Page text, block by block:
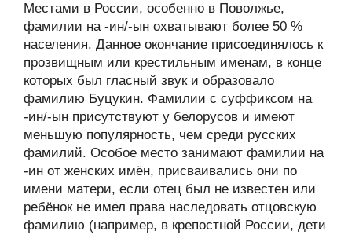
Местами в России, особенно в Поволжье,
фамилии на -ин/-ын охватывают более 50 %
населения. Данное окончание присоединялось к
прозвищным или крестильным именам, в конце
которых был гласный звук и образовало
фамилию Буцукин. Фамилии с суффиксом на
-ин/-ын присутствуют у белорусов и имеют
меньшую популярность, чем среди русских
фамилий. Особое место занимают фамилии на
-ин от женских имён, присваивались они по
имени матери, если отец был не известен или
ребёнок не имел права наследовать отцовскую
фамилию (например, в крепостной России, дети